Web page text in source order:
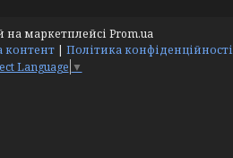
на маркетплейсі Prom.ua
контент | Політика конфіденційності
Language ▼